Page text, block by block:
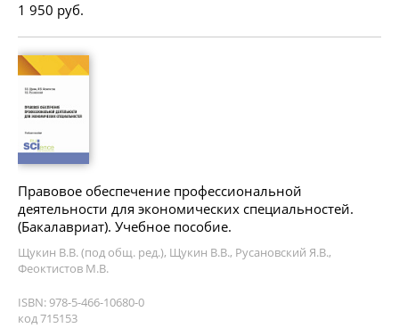
1 950 руб.
Правовое обеспечение профессиональной
деятельности для экономических специальностей.
(Бакалавриат). Учебное пособие.
Щукин В.В. (под общ. ред.), Щукин В.В., Русановский Я.В.,
Феоктистов М.В.
ISBN: 978-5-466-10680-0
код 715153